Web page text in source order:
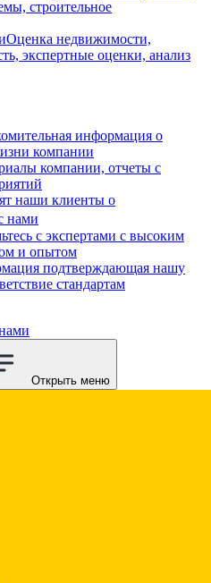
строительное
Оценка недвижимости,
экспертные оценки, анализ
информация о
компании
компании, отчеты с
наши клиенты о
нами
с экспертами с высоким
и опытом
подтверждающая нашу
стандартам
Открыть меню